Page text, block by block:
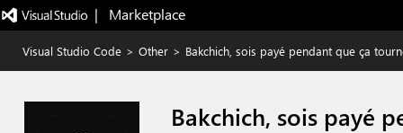
|   Marketplace
Visual Studio Code > Other > Bakchich, sois payé pendant que ça
Bakchich, sois payé